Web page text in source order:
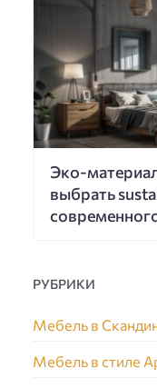
Эко-
выбрать
РУБРИКИ
Мебель в
Мебель в стиле